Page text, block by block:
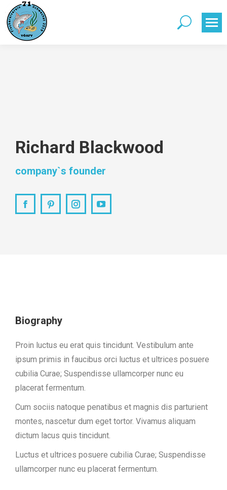
Search:
Richard Blackwood
company`s founder
FacebookPinterestInstagramYouTube
Biography
Proin luctus eu erat quis tincidunt. Vestibulum ante
ipsum primis in faucibus orci luctus et ultrices posuere
cubilia Curae; Suspendisse ullamcorper nunc eu
placerat fermentum.
Cum sociis natoque penatibus et magnis dis parturient
montes, nascetur dum eget tortor. Vivamus aliquam
dictum lacus quis tincidunt.
Luctus et ultrices posuere cubilia Curae; Suspendisse
ullamcorper nunc eu placerat fermentum.